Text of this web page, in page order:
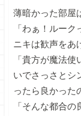
薄暗かった部屋
「わぁ！ルーク
ニキは歓声をあ
「貴方が魔法
いでさっさとシ
ったら良かった
「そんな都合